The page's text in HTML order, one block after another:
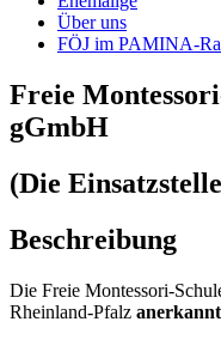
Über uns
FÖJ im PAMINA-
Freie
gGmbH
(Die
Beschreibung
Die Freie Montessori-
Rheinland-Pfalz